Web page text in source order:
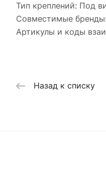
Тип креплений: Под
Совместимые
Артикулы и коды
Назад к списку